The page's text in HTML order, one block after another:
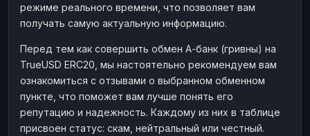
Наличные USD
Наличные KZT
Наличные
Наличные
режиме реального времени, что позволяет вам
получать самую актуальную информацию.
Перед тем как совершить обмен А-банк (гривны) на
TrueUSD ERC20, мы настоятельно рекомендуем вам
ознакомиться с отзывами о выбранном обменном
пункте, что поможет вам лучше понять его
репутацию и надежность. Каждому из них в таблице
присвоен статус: скам, нейтральный или честный.